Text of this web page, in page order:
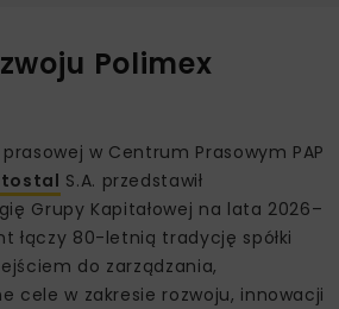
Polimex
w Centrum Prasowym PAP
S.A. przedstawił
Grupy Kapitałowej na lata 2026–
łączy 80-letnią tradycję spółki
do zarządzania,
cele w zakresie rozwoju, innowacji